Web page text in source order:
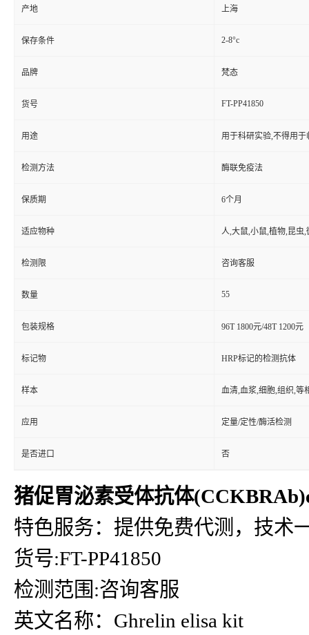
产地 上海
保存条件 2-8°c
品牌 梵态
货号 FT-PP41850
用途 用于科研实验,不得用于
检测方法 酶联免疫法
保质期 6个月
适应物种 人,大鼠,小鼠,植物,昆虫,
检测限 咨询客服
数量 55
包装规格 96T 1800元/48T 1200元
标记物 HRP标记的检测抗体
样本 血清,血浆,细胞,组织,等
应用 定量/定性/酶活检测
是否进口 否
猪促胃泌素受体抗体
特色服务：提供免费代测，技术
货号:FT-PP41850
检测范围:咨询客服
英文名称：Ghrelin elisa kit